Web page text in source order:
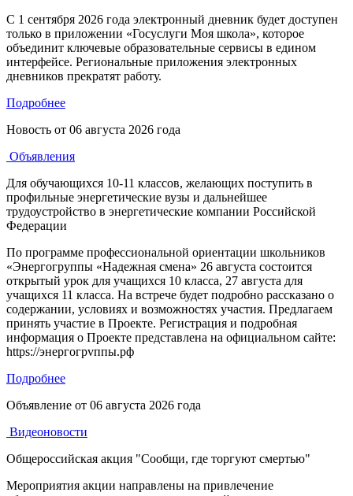
С 1 сентября 2026 года электронный дневник будет доступен
только в приложении «Госуслуги Моя школа», которое
объединит ключевые образовательные сервисы в едином
интерфейсе. Региональные приложения электронных
дневников прекратят работу.
Подробнее
Новость от 06 августа 2026 года
Объявления
Для обучающихся 10-11 классов, желающих поступить в
профильные энергетические вузы и дальнейшее
трудоустройство в энергетические компании Российской
Федерации
По программе профессиональной ориентации школьников
«Энергогруппы «Надежная смена» 26 августа состоится
открытый урок для учащихся 10 класса, 27 августа для
учащихся 11 класса. На встрече будет подробно рассказано о
содержании, условиях и возможностях участия. Предлагаем
принять участие в Проекте. Регистрация и подробная
информация о Проекте представлена на официальном сайте:
https://энергогрvппы.рф
Подробнее
Объявление от 06 августа 2026 года
Видеоновости
Общероссийская акция "Сообщи, где торгуют смертью"
Мероприятия акции направлены на привлечение